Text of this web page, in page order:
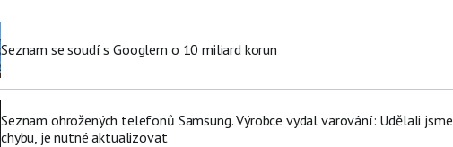
Seznam se soudí s Googlem o 10 miliard korun
Seznam ohrožených telefonů Samsung. Výrobce vydal varování: Udělali jsme
chybu, je nutné aktualizovat